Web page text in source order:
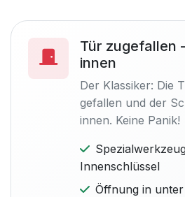
Tür zugefallen
innen
Der Klassiker: Die
gefallen und der
innen. Keine Panik!
Innenschlüssel
Öffnung in